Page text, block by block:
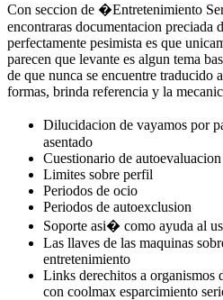
Con seccion de �Entretenimiento
encontraras documentacion preciada
perfectamente pesimista es que
parecen que levante es algun tema
de que nunca se encuentre traducido
formas, brinda referencia y la
Dilucidacion de vayamos por
asentado
Cuestionario de autoevaluacion
Limites sobre perfil
Periodos de ocio
Periodos de autoexclusion
Soporte asi� como ayuda al
Las llaves de las maquinas
entretenimiento
Links derechitos a organismos
con coolmax esparcimiento